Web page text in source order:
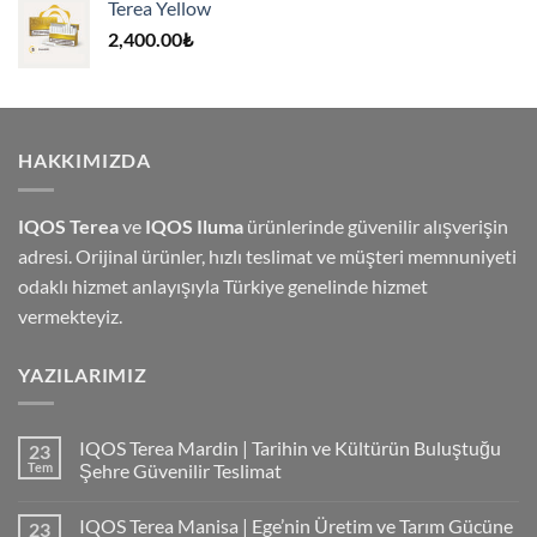
Terea Yellow
2,400.00₺
HAKKIMIZDA
IQOS Tereave IQOS Iluma ürünlerinde güvenilir alışverişin
adresi. Orijinal ürünler, hızlı teslimat ve müşteri memnuniyeti
odaklı hizmet anlayışıyla Türkiye genelinde hizmet
vermekteyiz.
YAZILARIMIZ
23
Tem
IQOS Terea Mardin | Tarihin ve Kültürün Buluştuğu
Şehre Güvenilir Teslimat
23 IQOS Terea Manisa | Ege’nin Üretim ve Tarım Gücüne